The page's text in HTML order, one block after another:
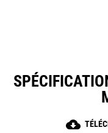
cloud_download